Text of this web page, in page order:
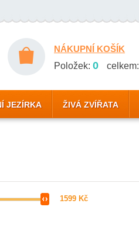
NÁKUPNÍ KOŠÍK
Položek: 0 celkem:
JEZÍRKA ŽIVÁ ZVÍŘATA